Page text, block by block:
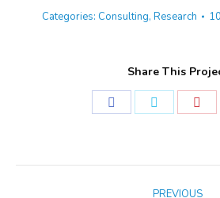
Categories: Consulting, Research
Share This
PREVIOUS